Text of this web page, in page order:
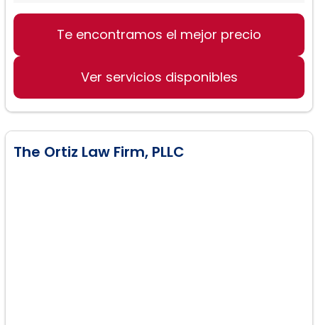
Servicios jurídicos en temas de
inmigración
Asesorías legales integrales en
Te encontramos el mejor precio
Ver servicios disponibles
The Ortiz Law Firm, PLLC